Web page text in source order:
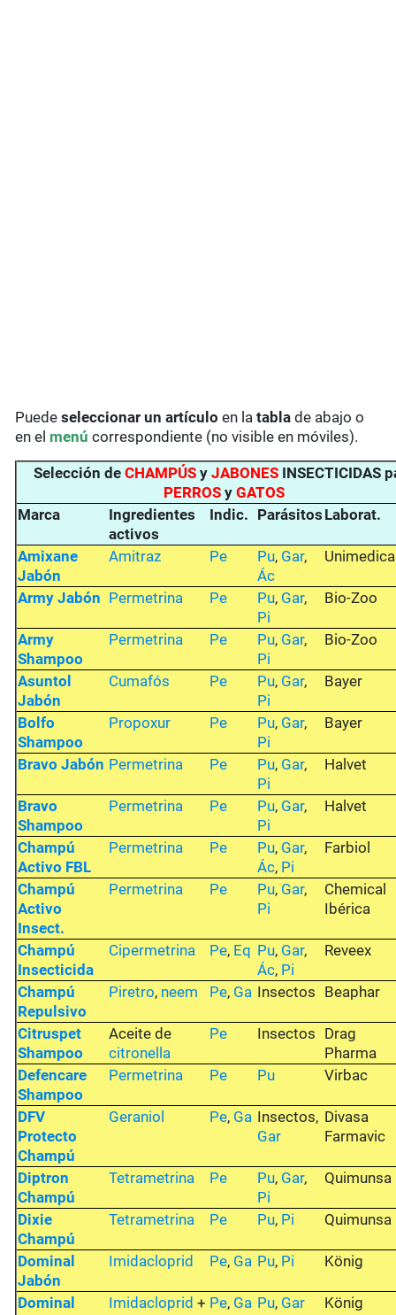
Puedeseleccionar un artículo en latabla de abajo o
en el menúcorrespondiente (no visible en móviles).
Selección deCHAMPÚS yJABONES INSECTICIDAS
PERROS yGATOS
Marca
Ingredientes
activos
Indic. Parásitos Laborat.
Amixane
Jabón
Amitraz Pe Pu, Gar,
Ác
Army Jabón Permetrina Pe Pu, Gar,
Pi
Bio-Zoo
Army
Shampoo
Permetrina Pe Pu, Gar,
Pi
Bio-Zoo
Asuntol
Jabón
Cumafós Pe Pu, Gar,
Pi
Bayer
Bolfo
Shampoo
Propoxur Pe Pu, Gar,
Pi
Bayer
Bravo Jabón Permetrina Pe Pu, Gar,
Pi
Halvet
Bravo
Shampoo
Permetrina Pe Pu, Gar,
Pi
Halvet
Champú
Activo FBL
Permetrina Pe Pu, Gar,
Ác, Pi
Farbiol
Champú
Activo
Insect.
Permetrina Pe Pu, Gar,
Pi
Chemical
Ibérica
Champú
Insecticida
Cipermetrina Pe, Eq Pu, Gar,
Ác, Pi
Reveex
Champú
Repulsivo
Piretro, neem Pe, Ga Insectos Beaphar
Citruspet
Shampoo
Aceite de
citronella
Pe Insectos Drag
Pharma
Defencare
Shampoo
Permetrina Pe Pu Virbac
DFV
Protecto
Champú
Geraniol Pe, Ga Insectos,
Gar
Divasa
Farmavic
Diptron
Champú
Tetrametrina Pe Pu, Gar,
Pi
Quimunsa
Dixie
Champú
Tetrametrina Pe Pu, Pi Quimunsa
Dominal
Jabón
Imidacloprid Pe, Ga Pu, Pi König
Dominal
Imidacloprid + Pe, Ga Pu, Gar König